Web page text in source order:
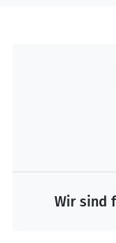
Wir sind